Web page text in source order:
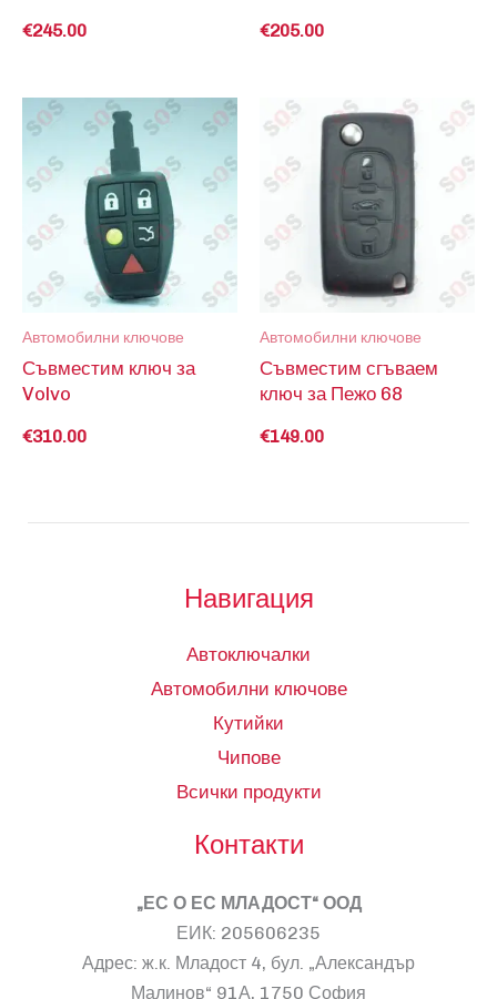
€245.00 €205.00
Автомобилни ключове
Съвместим ключ за
Volvo
€310.00
Автомобилни ключове
Съвместим сгъваем
ключ за Пежо 68
€149.00
Навигация
Автоключалки
Автомобилни ключове
Кутийки
Чипове
Всички продукти
Контакти
„ЕС О ЕС МЛАДОСТ“ ООД
ЕИК: 205606235
Адрес: ж.к. Младост 4, бул. „Александър
Малинов“ 91А, 1750 София